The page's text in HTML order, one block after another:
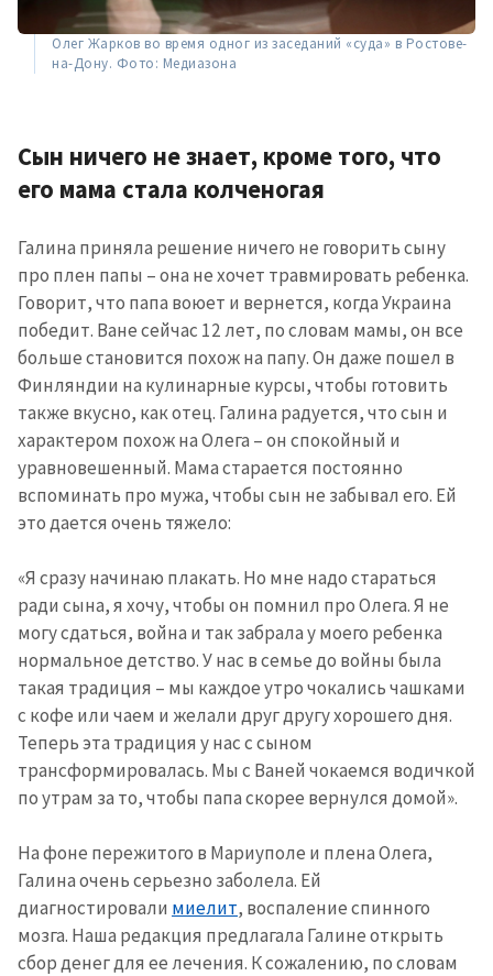
Олег Жарков во время одног из заседаний «суда» в Ростове-
на-Дону. Фото: Медиазона
Сын ничего не знает, кроме того, что
его мама стала колченогая
Галина приняла решение ничего не говорить сыну
про плен папы – она не хочет травмировать ребенка.
Говорит, что папа воюет и вернется, когда Украина
победит. Ване сейчас 12 лет, по словам мамы, он все
больше становится похож на папу. Он даже пошел в
Финляндии на кулинарные курсы, чтобы готовить
также вкусно, как отец. Галина радуется, что сын и
характером похож на Олега – он спокойный и
уравновешенный. Мама старается постоянно
вспоминать про мужа, чтобы сын не забывал его. Ей
это дается очень тяжело:
«Я сразу начинаю плакать. Но мне надо стараться
ради сына, я хочу, чтобы он помнил про Олега. Я не
могу сдаться, война и так забрала у моего ребенка
нормальное детство. У нас в семье до войны была
такая традиция – мы каждое утро чокались чашками
с кофе или чаем и желали друг другу хорошего дня.
Теперь эта традиция у нас с сыном
трансформировалась. Мы с Ваней чокаемся водичкой
по утрам за то, чтобы папа скорее вернулся домой».
На фоне пережитого в Мариуполе и плена Олега,
Галина очень серьезно заболела. Ей
диагностировали миелит, воспаление спинного
мозга. Наша редакция предлагала Галине открыть
сбор денег для ее лечения. К сожалению, по словам